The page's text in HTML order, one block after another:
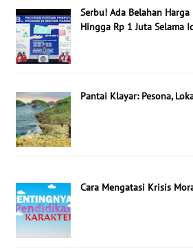
Serbu! Ada Belahan
Hingga Rp 1 Juta Selama
Pantai Klayar: Pesona,
Cara Mengatasi Krisis